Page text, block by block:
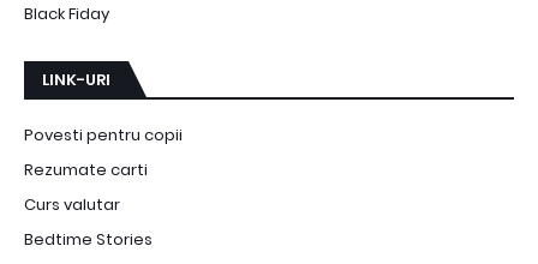
Black Fiday
LINK-URI
Povesti pentru copii
Rezumate carti
Curs valutar
Bedtime Stories